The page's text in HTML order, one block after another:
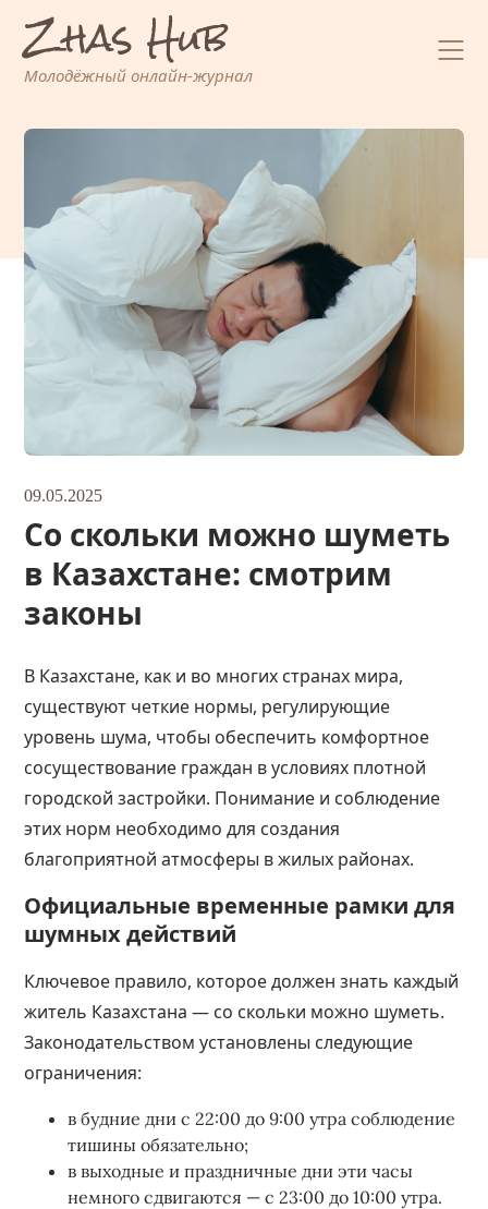
Перейти
содержимому
Zhas Hub
Молодёжный онлайн-журнал
09.05.2025
Со скольки можно шуметь
в Казахстане: смотрим
законы
В Казахстане, как и во многих странах мира,
существуют четкие нормы, регулирующие
уровень шума, чтобы обеспечить комфортное
сосуществование граждан в условиях плотной
городской застройки. Понимание и соблюдение
этих норм необходимо для создания
благоприятной атмосферы в жилых районах.
Официальные временные рамки для
шумных действий
Ключевое правило, которое должен знать каждый
житель Казахстана — со скольки можно шуметь.
Законодательством установлены следующие
ограничения:
в будние дни с 22:00 до 9:00 утра соблюдение
тишины обязательно;
в выходные и праздничные дни эти часы
немного сдвигаются — с 23:00 до 10:00 утра.